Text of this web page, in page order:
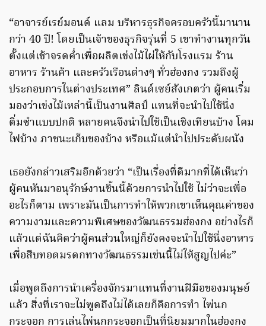
“อาจารย์เรย์มอนด์ แลม บริหารธุรกิจครอบครัวนี้มานาน
กว่า 40 ปี! โดยเป็นเจ้าของธุรกิจรุ่นที่ 5 เขาทำงานทุกวัน
ตั้งแต่เช้าจรดค่ำเพื่อผลิตเข่งไม้ไผ่ให้กับโรงแรม ร้าน
อาหาร ร้านค้า และครัวเรือนต่างๆ ทั่วฮ่องกง รวมถึงผู้
ประกอบการในต่างประเทศ” ลินด์เซย์สังเกตว่า ผู้คนเริ่ม
มองว่าเข่งไม้เหล่านี้เป็นงานศิลป์ แทนที่จะนำไปใช้นึ่ง
ติ่มซำแบบปกติ หลายคนจึงนำไปใช้เป็นเชิงเทียนบ้าง โคม
ไฟบ้าง ภาชนะเก็บของบ้าง หรือแม้แต่นำไปประดับผนัง
เธอยังกล่าวเสริมอีกด้วยว่า “เป็นเรื่องที่ดีมากที่ได้เห็นว่า
ผู้คนหันมาอนุรักษ์งานชิ้นนี้ด้วยการนำไปใช้ ไม่ว่าจะเพื่อ
อะไรก็ตาม เพราะมันเป็นการทำให้พวกเขาเห็นคุณค่าของ
ความงามและความพิเศษของวัฒนธรรมฮ่องกง อย่างไรก็
แล้วแต่ฉันคิดว่าผู้คนส่วนใหญ่ก็ยังคงจะนำไปใช้นึ่งอาหาร
เพื่อสืบทอดมรดกทางวัฒนธรรมเช่นนี้ไม่ให้สูญไปค่ะ”
เมื่อพูดถึงการนำเครื่องจักรมาแทนที่งานฝีมือของมนุษย์
แล้ว สิ่งที่เราจะไม่พูดถึงไม่ได้เลยก็คือการทำ ไพ่นก
กระจอก การเล่นไพ่นกกระจอกเป็นที่นิยมมากในฮ่องกง